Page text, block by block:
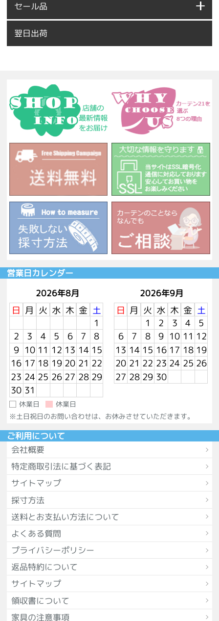
セール品
翌日出荷
営業日カレンダー
2026年8月
日 月 火 水 木 金 土
1
2
3 4 5 6 7
8
9 10 11 12 13 14 15
16 17 18 19 20 21 22
23 24 25 26 27 28 29
30 31
2026年9月
日 月 火 水 木 金 土
1
2 3 4
5
6
7 8 9 10 11 12
13 14 15 16 17 18 19
20 21 22 23 24 25 26
27 28 29 30
休業日
休業日
※土日祝日のお問い合わせは、お休みさせていただきます。
ご利用について
会社概要
特定商取引法に基づく表記
サイトマップ
採寸方法
送料とお支払い方法について
よくある質問
プライバシーポリシー
返品特約について
サイトマップ
領収書について
家具の注意事項